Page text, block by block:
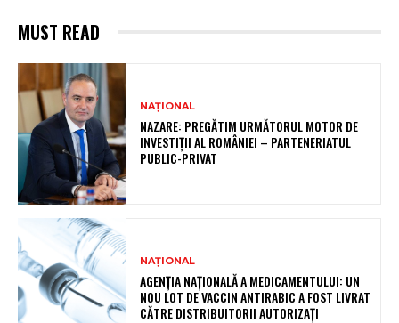
MUST READ
NAȚIONAL
NAZARE: PREGĂTIM URMĂTORUL MOTOR DE
INVESTIȚII AL ROMÂNIEI – PARTENERIATUL
PUBLIC-PRIVAT
NAȚIONAL
AGENȚIA NAȚIONALĂ A MEDICAMENTULUI: UN
NOU LOT DE VACCIN ANTIRABIC A FOST LIVRAT
CĂTRE DISTRIBUITORII AUTORIZAȚI